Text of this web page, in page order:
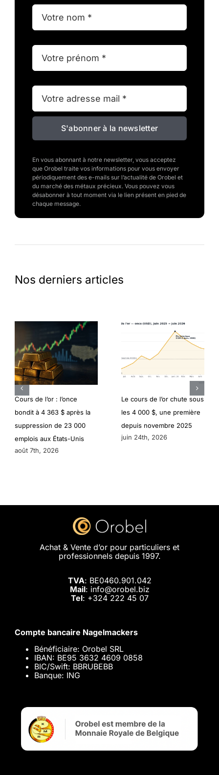
S'abonner à la newsletter
En vous abonnant à notre newsletter, vous acceptez
que Orobel traite vos informations pour vous envoyer
périodiquement des e-mails sur l’actualité de Orobel et
du marché des métaux précieux. Vous pouvez vous
désabonner à tout moment via le lien présent en pied de
chaque message.
Nos derniers articles
Cours de l’or : l’once
bondit à 4 363 $ après la
suppression de 23 000
emplois aux États-Unis
août 7th, 2026
Le cours de l’or chute sous
les 4 000 $, une première
depuis novembre 2025
juin 24th, 2026
Achat & Vente d’or pour particuliers et
professionnels depuis 1997.
TVA: BE0460.901.042
Mail: info@orobel.biz
Tel: +324 222 45 07
Compte bancaire Nagelmackers
Bénéficiaire: Orobel SRL
IBAN: BE95 3632 4609 0858
BIC/Swift: BBRUBEBB
Banque: ING